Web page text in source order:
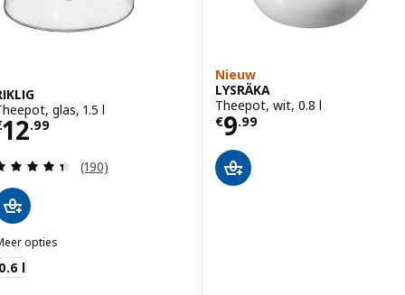
glas, 1.5 l
12.99€ 12.99
Beoordeling: 4.4 van 5 sterren. Totaal
(190)
opties
l
Nieuw
LYSRÄKA
Theepot, wit, 0.8 l
€9.99
Prijs € 9.99